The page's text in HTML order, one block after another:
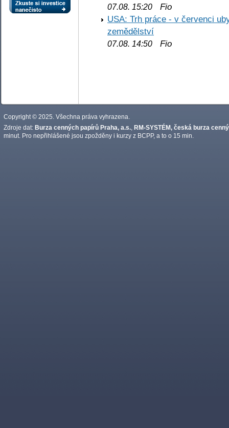
07.08. 15:20 Fio
USA: Trh práce - v červenci
zemědělství
07.08. 14:50 Fio
Copyright © 2025. Všechna práva vyhrazena.
Zdroje dat: Burza cenných papírů Praha, a.s. RM-SYSTÉM, česká burza
minut. Pro nepřihlášené jsou zpožděny i kurzy z BCPP, a to o 15 min.